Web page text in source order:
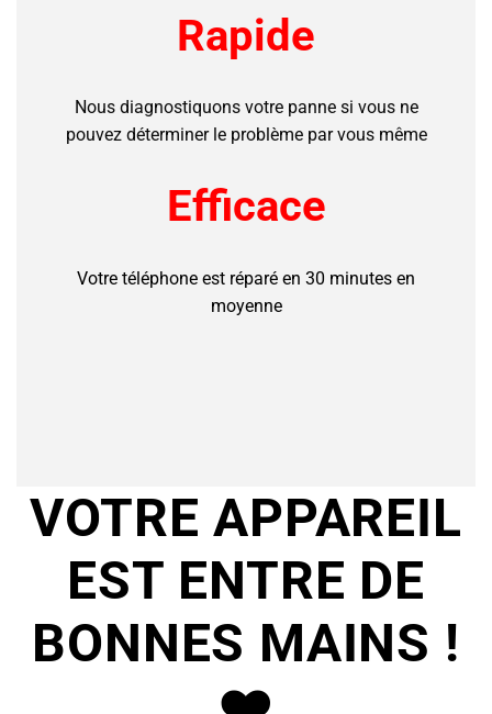
Rapide
Nous diagnostiquons votre panne si vous ne
pouvez déterminer le problème par vous même
Efficace
Votre téléphone est réparé en 30 minutes en
moyenne
VOTRE APPAREIL
EST ENTRE DE
BONNES MAINS !